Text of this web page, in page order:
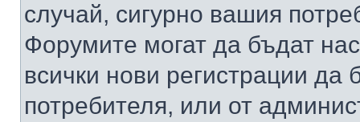
случай, сигурно вашия
Форумите могат да бъдат
всички нови регистрации да
потребителя, или от